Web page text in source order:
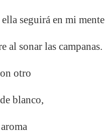
seguirá en mi mente
al sonar las campanas.
otro
blanco,